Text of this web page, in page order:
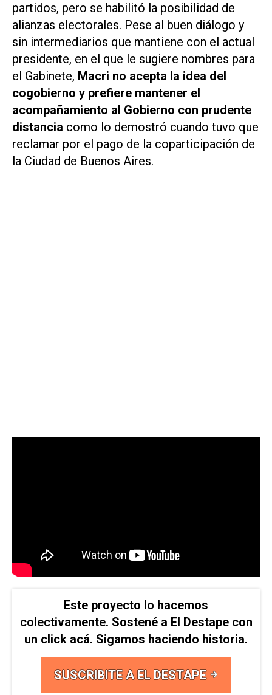
partidos, pero se habilitó la posibilidad de
alianzas electorales. Pese al buen diálogo y
sin intermediarios que mantiene con el actual
presidente, en el que le sugiere nombres para
el Gabinete, Macri no acepta la idea del
cogobierno y prefiere mantener el
acompañamiento al Gobierno con prudente
distancia como lo demostró cuando tuvo que
reclamar por el pago de la coparticipación de
la Ciudad de Buenos Aires.
Este proyecto lo hacemos
colectivamente. Sostené a El Destape con
un click acá. Sigamos haciendo historia.
SUSCRIBITE A EL DESTAPE